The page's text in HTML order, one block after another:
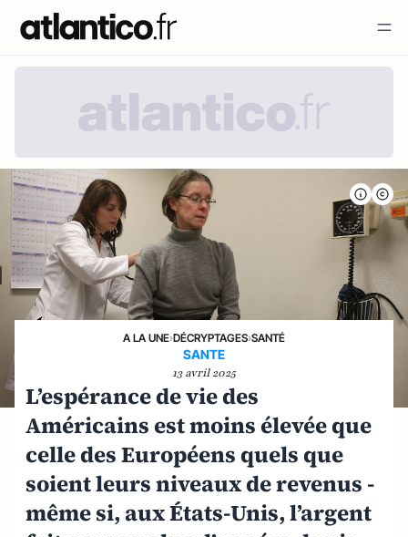
A LA UNE›DÉCRYPTAGES›SANTÉ
SANTE
13 avril 2025
L’espérance de vie des
Américains est moins élevée que
celle des Européens quels que
soient leurs niveaux de revenus -
même si, aux États-Unis, l’argent